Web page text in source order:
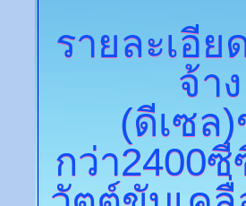
รายละเอี
จ้าง
(ดีเซล
กว่า2400